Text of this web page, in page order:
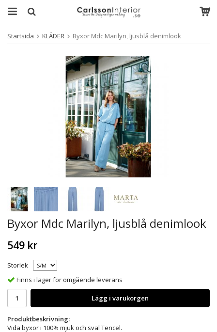
Startsida KLÄDER Byxor Mdc Marilyn, ljusblå denimlook
Byxor Mdc Marilyn, ljusblå denimlook
549 kr
Storlek
Finns i lager för omgående leverans
Lägg i varukorgen
Produktbeskrivning:
Vida byxor i 100% mjuk och sval Tencel.